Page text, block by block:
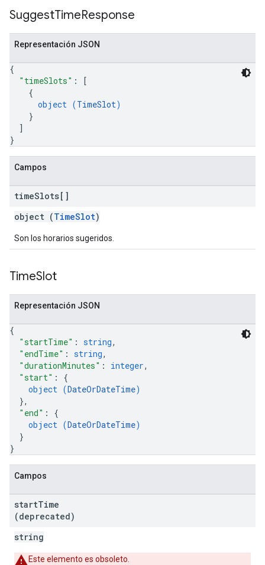
SuggestTimeResponse
Representación JSON
{
"timeSlots" :
[
{
object (TimeSlot)
}
]
}
Campos
timeSlots[]
object (TimeSlot)
Son los horarios sugeridos.
TimeSlot
Representación JSON
{
"startTime" : string,
"endTime" : string,
"durationMinutes" : integer,
"start" : {
object (DateOrDateTime)
},
"end" : {
object (DateOrDateTime)
}
}
Campos
startTime
(deprecated)
string
Este elemento es obsoleto.